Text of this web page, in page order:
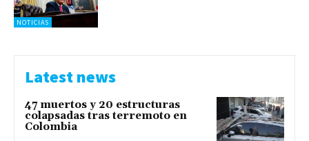
NOTICIAS
Latest news
47 muertos y 20 estructuras
colapsadas tras terremoto en
Colombia